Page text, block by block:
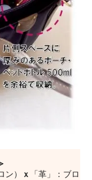
） ｘ
「革」：ブロ